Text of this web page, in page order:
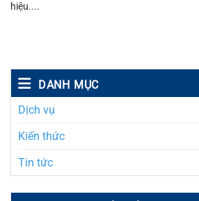
DANH MỤC
Dịch vụ
Kiến thức
Tin tức
hiệu....